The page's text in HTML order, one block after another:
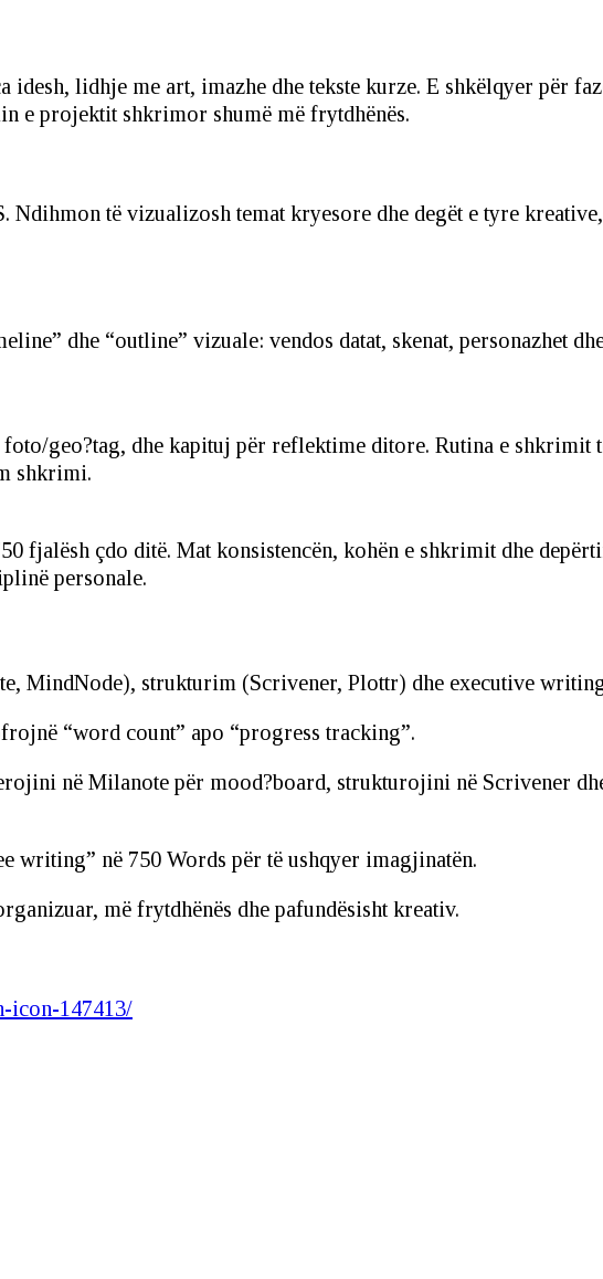
lidhje me art, imazhe dhe tekste kurze. E shkëlqyer për
e projektit shkrimor shumë më frytdhënës.
të vizualizosh temat kryesore dhe degët e tyre
dhe “outline” vizuale: vendos datat, skenat, personazhet
geo?tag, dhe kapituj për reflektime ditore. Rutina e shkrimit
shkrimi.
fjalësh çdo ditë. Mat konsistencën, kohën e shkrimit dhe
personale.
MindNode), strukturim (Scrivener, Plottr) dhe executive
“word count” apo “progress tracking”.
në Milanote për mood?board, strukturojini në Scrivener
writing” në 750 Words për të ushqyer imagjinatën.
më frytdhënës dhe pafundësisht kreativ.
icon-147413/